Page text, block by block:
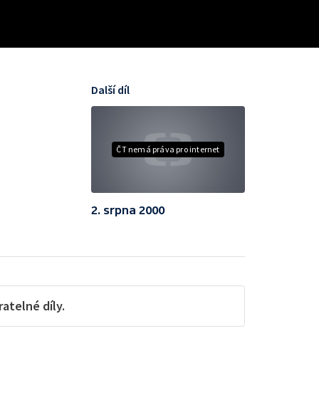
ČT nemá práva pro internet
Další díl
2. srpna 2000
díly.